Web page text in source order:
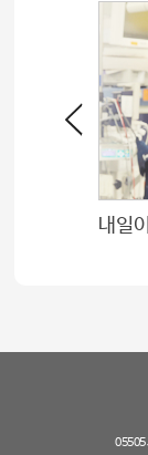
내일
05505